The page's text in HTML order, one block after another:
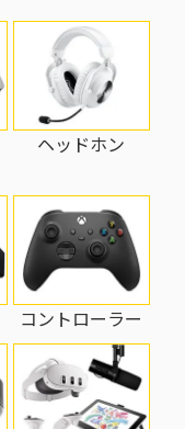
ヘッドホン
コントローラー